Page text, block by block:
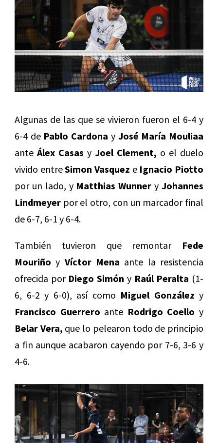
Algunas de las que se vivieron fueron el 6-4 y
6-4 de Pablo Cardona y José María Mouliaa
ante Álex Casas y Joel Clement, o el duelo
vivido entreSimon Vasquez e Ignacio Piotto
por un lado, y Matthias Wunner yJohannes
Lindmeyer por el otro, con un marcador final
de 6-7, 6-1 y 6-4.
También tuvieron que remontar Fede
Mouriño y Víctor Mena ante la resistencia
ofrecida por Diego Simón y Raúl Peralta (1-
6, 6-2 y 6-0), así como Miguel González y
Francisco Guerrero ante Rodrigo Coello y
Belar Vera, que lo pelearon todo de principio
a fin aunque acabaron cayendo por 7-6, 3-6 y
4-6.